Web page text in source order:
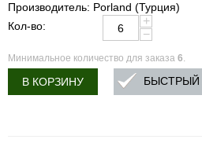
Производитель: Porland (Турция)
Кол-во:
+
−
Минимальное количество для заказа 6.
В КОРЗИНУ БЫСТРЫЙ